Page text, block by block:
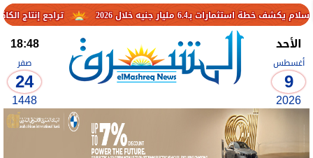
تراجع إنتاج الكاكاو في جنيه خلال 2026
الأحد
أغسطس
9
2026
18:48
صفر
24
1448